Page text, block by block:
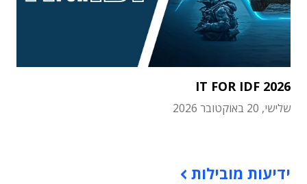
IT FOR IDF 2026
שלישי, 20 באוקטובר 2026
ידיעות מובילות